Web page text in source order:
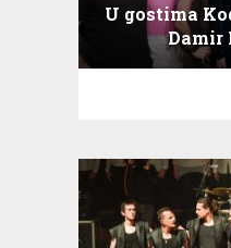
U gostima
Damir